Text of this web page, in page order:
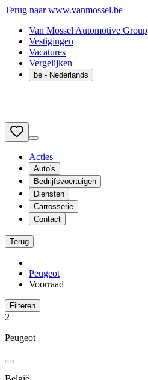
Terug naar www.vanmossel.be
Van Mossel Automotive Group
Vestigingen
Vacatures
Vergelijken
be - Nederlands
Acties
Auto's
Bedrijfsvoertuigen
Diensten
Carrosserie
Contact
Terug
Peugeot
Voorraad
Filteren
2
Peugeot